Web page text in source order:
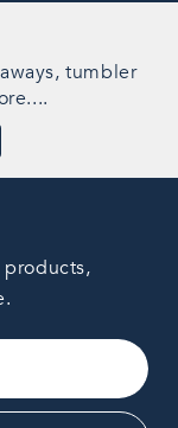
tumbler